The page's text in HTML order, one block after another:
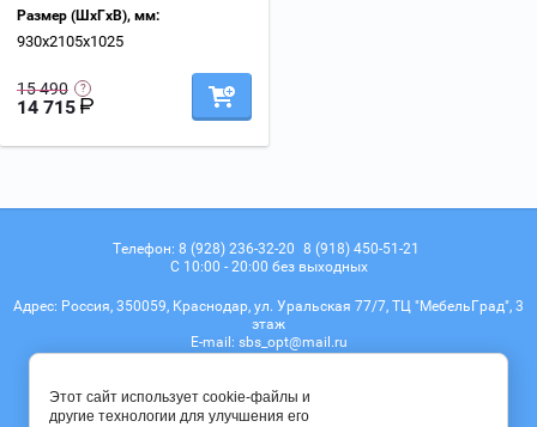
Размер (ШхГхВ), мм:
930х2105х1025
15 490
14 715
Телефон: 8 (928) 236-32-20 8 (918) 450-51-21
С 10:00 - 20:00 без выходных
Адрес: Россия, 350059, Краснодар, ул. Уральская 77/7, ТЦ "МебельГрад", 3
этаж
Е-mail: sbs_opt@mail.ru
Этот сайт использует cookie-файлы и
другие технологии для улучшения его